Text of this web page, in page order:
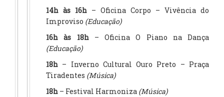
14h às 16h – Oficina Corpo – Vivência do
Improviso (Educação)
16h às 18h– Oficina O Piano na Dança
(Educação)
18h – Inverno Cultural Ouro Preto – Praça
Tiradentes (Música)
18h – Festival Harmoniza (Música)